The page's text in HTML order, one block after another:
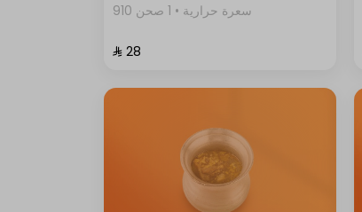
910 سعرة حرارية • 1 صحن
⁨⁦‪‬ 28⁩